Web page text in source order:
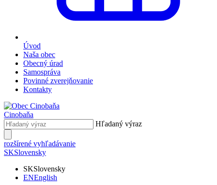
Úvod
Naša obec
Obecný úrad
Samospráva
Povinné zverejňovanie
Kontakty
Cinobaňa
Hľadaný výraz
rozšírené vyhľadávanie
SKSlovensky
SKSlovensky
ENEnglish